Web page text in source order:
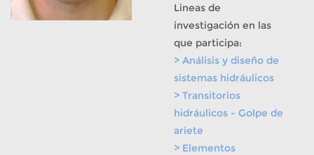
Lineas de
investigación en las
que participa:
> Análisis y diseño de
sistemas hidráulicos
> Transitorios
hidráulicos - Golpe de
ariete
> Elementos